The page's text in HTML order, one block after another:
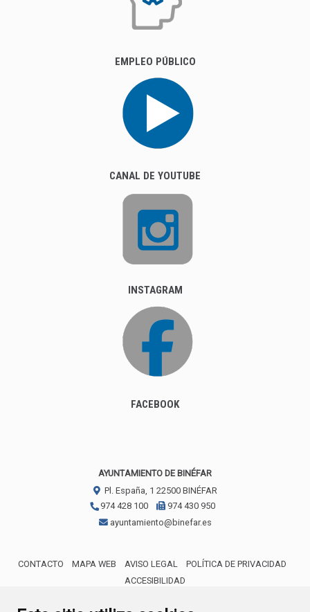
EMPLEO PÚBLICO
CANAL DE YOUTUBE
INSTAGRAM
FACEBOOK
AYUNTAMIENTO DE BINÉFAR
Pl. España, 1 22500 BINÉFAR
974 428 100
974 430 950
ayuntamiento@binefar.es
CONTACTO MAPA WEB AVISO LEGAL
POLÍTICA DE PRIVACIDAD
ACCESIBILIDAD